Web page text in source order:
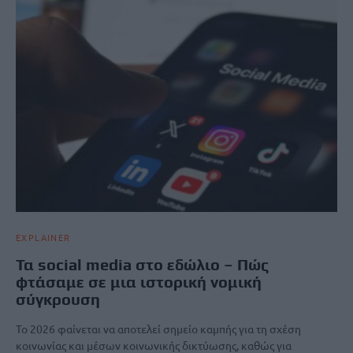
EXPLAINER
Τα social media στο εδώλιο – Πώς
φτάσαμε σε μια ιστορική νομική
σύγκρουση
Το 2026 φαίνεται να αποτελεί σημείο καμπής για τη σχέση
κοινωνίας και μέσων κοινωνικής δικτύωσης, καθώς για